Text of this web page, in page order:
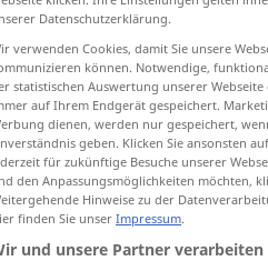
antippen)
Datenschutzerklärung.
verwenden Cookies, damit Sie unsere
können. Notwendige,
statistischen Auswertung unserer
auf Ihrem Endgerät gespeichert.
dienen, werden nur gespeichert,
geben. Klicken Sie ansonsten
für zukünftige Besuche unserer
den Anpassungsmöglichkeiten möchten,
Hinweise zu der
finden Sie unser Impressum.
und unsere Partner